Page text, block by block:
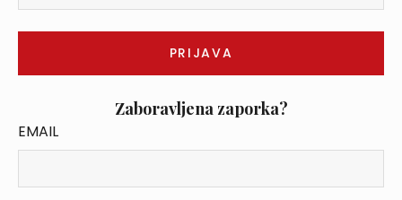
Zaboravljena zaporka?
EMAIL